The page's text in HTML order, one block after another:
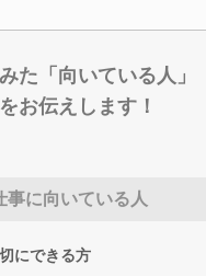
た「向いている人」
お伝えします！
事に向いている人
にできる方